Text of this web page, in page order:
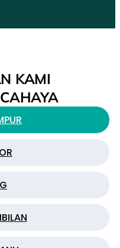
KAMI